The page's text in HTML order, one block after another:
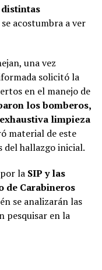
acostumbra a ver
una vez
solicitó la
en el manejo de
los bomberos,
limpieza
material de este
del hallazgo inicial.
la SIP y las
de Carabineros
se analizarán las
pesquisar en la